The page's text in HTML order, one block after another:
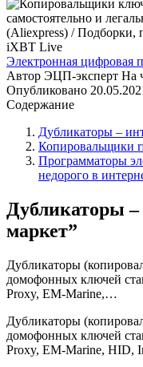
Электронная цифровая
Автор ЭЦП-эксперт На
Опубликовано
Содержание
Дубликаторы –
Копировальщики
Программаторы
недорого в
Дубликаторы –
маркет”
Дубликаторы
домофонных ключей
Proxy, EM-Marine,…
Дубликаторы
домофонных ключей
Proxy, EM-Marine, HID,